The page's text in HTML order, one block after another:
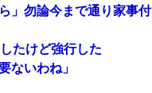
」勿論今まで通り家事付
たけど強行した
ないわね」